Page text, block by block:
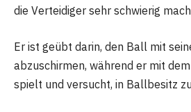
die Verteidiger sehr schwierig
Er ist geübt darin, den Ball mit
abzuschirmen, während er mit
spielt und versucht, in Ballbesitz